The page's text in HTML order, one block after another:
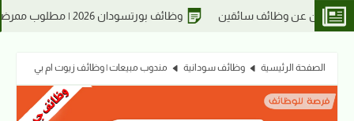
وظائف بورتسودان 2026 | مطلوب ممرضين للعمل في مستوصف ربا الطبي
الصفحة الرئيسية وظائف سودانية مندوب مبيعات | وظائف زيوت ام بي